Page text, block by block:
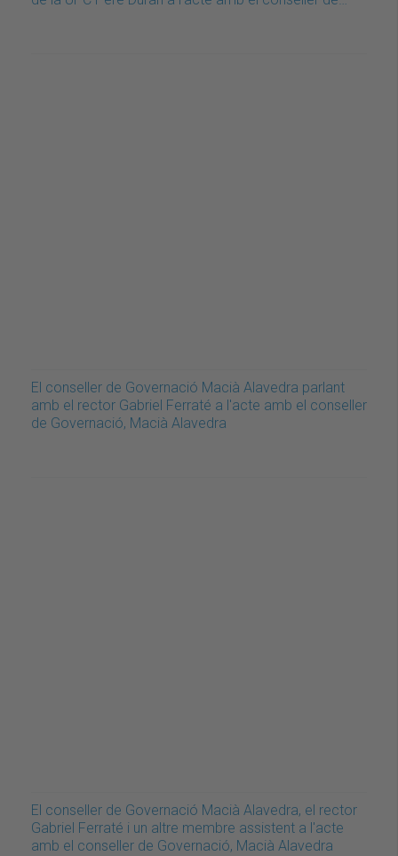
El conseller de Governació Macià Alavedra parlant
amb el rector Gabriel Ferraté a l'acte amb el conseller
de Governació, Macià Alavedra
El conseller de Governació Macià Alavedra, el rector
Gabriel Ferraté i un altre membre assistent a l'acte
amb el conseller de Governació, Macià Alavedra